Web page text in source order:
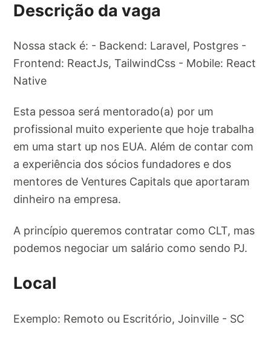
Descrição da vaga
Nossa stack é: - Backend: Laravel, Postgres -
Frontend: ReactJs, TailwindCss - Mobile: React
Native
Esta pessoa será mentorado(a) por um
profissional muito experiente que hoje trabalha
em uma start up nos EUA. Além de contar com
a experiência dos sócios fundadores e dos
mentores de Ventures Capitals que aportaram
dinheiro na empresa.
A princípio queremos contratar como CLT, mas
podemos negociar um salário como sendo PJ.
Local
Exemplo: Remoto ou Escritório, Joinville - SC